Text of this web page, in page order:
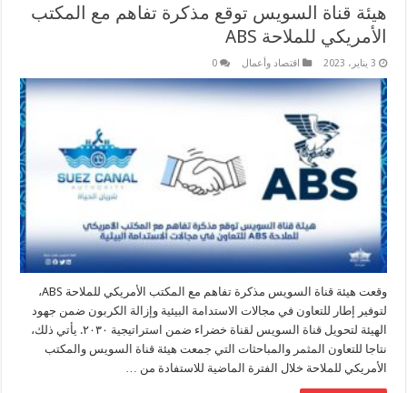
هيئة قناة السويس توقع مذكرة تفاهم مع المكتب
الأمريكي للملاحة ABS
3 يناير، 2023 اقتصاد وأعمال 0
وقعت هيئة قناة السويس مذكرة تفاهم مع المكتب الأمريكي للملاحة ABS،
لتوفير إطار للتعاون في مجالات الاستدامة البيئية وإزالة الكربون ضمن جهود
الهيئة لتحويل قناة السويس لقناة خضراء ضمن استراتيجية ٢٠٣٠. يأتي ذلك،
نتاجا للتعاون المثمر والمباحثات التي جمعت هيئة قناة السويس والمكتب
الأمريكي للملاحة خلال الفترة الماضية للاستفادة من …